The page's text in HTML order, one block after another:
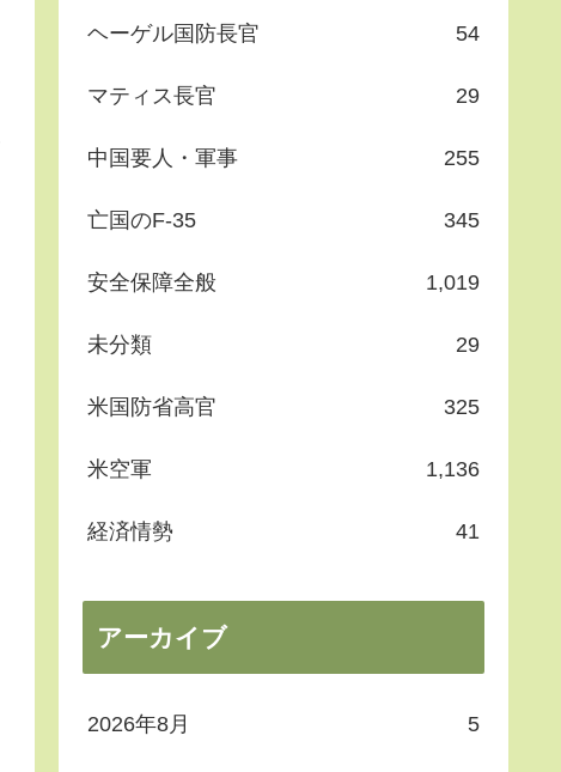
ヘーゲル国防長官 54
マティス長官 29
中国要人・軍事 255
亡国のF-35 345
安全保障全般 1,019
未分類 29
米国防省高官 325
米空軍 1,136
経済情勢 41
アーカイブ
2026年8月 5